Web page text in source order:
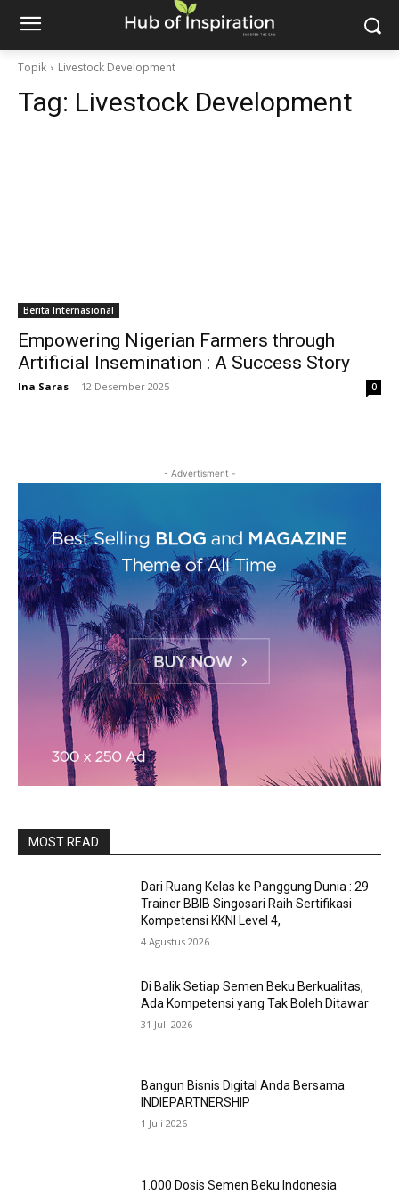
Topik Livestock Development
Tag: Livestock Development
Berita Internasional
Empowering Nigerian Farmers through
Artificial Insemination : A Success Story
Ina Saras - 12 Desember 2025 0
- Advertisment -
MOST READ
Dari Ruang Kelas ke Panggung Dunia : 29
Trainer BBIB Singosari Raih Sertifikasi
Kompetensi KKNI Level 4,
4 Agustus 2026
Di Balik Setiap Semen Beku Berkualitas,
Ada Kompetensi yang Tak Boleh Ditawar
31 Juli 2026
Bangun Bisnis Digital Anda Bersama
INDIEPARTNERSHIP
1 Juli 2026
1.000 Dosis Semen Beku Indonesia